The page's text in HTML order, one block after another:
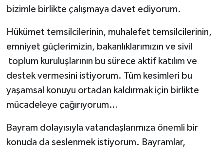
bizimle birlikte çalışmaya davet ediyorum.
Hükümet temsilcilerinin, muhalefet temsilcilerinin,
emniyet güçlerimizin, bakanlıklarımızın ve sivil
toplum kuruluşlarının bu sürece aktif katılım ve
destek vermesini istiyorum. Tüm kesimleri bu
yaşamsal konuyu ortadan kaldırmak için birlikte
mücadeleye çağırıyorum…
Bayram dolayısıyla vatandaşlarımıza önemli bir
konuda da seslenmek istiyorum. Bayramlar,